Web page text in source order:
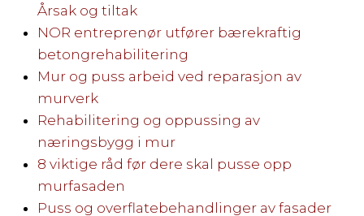
Årsak og tiltak
NOR entreprenør utfører bærekraftig
betongrehabilitering
Mur og puss arbeid ved reparasjon av
murverk
Rehabilitering og oppussing av
næringsbygg i mur
8 viktige råd før dere skal pusse opp
murfasaden
Puss og overflatebehandlinger av fasader